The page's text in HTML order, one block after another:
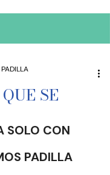
SE
SOLO CON
PADILLA